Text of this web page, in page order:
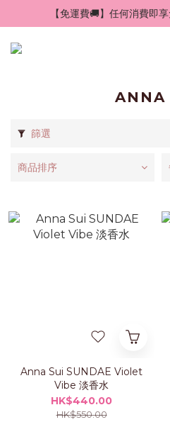
【免運費🚚】任何消費即
ANNA
篩選
商品排序
Anna Sui SUNDAE Violet
Vibe 淡香水
HK$440.00
HK$550.00